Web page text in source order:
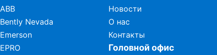
ABB
Bently Nevada
Emerson
EPRO
Новости
О нас
Контакты
Головной офис